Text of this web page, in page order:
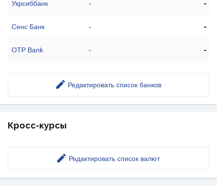
Укрсиббанк - -
Сенс Банк - -
OTP Bank - -
Редактировать список банков
Кросс-курсы
Редактировать список валют